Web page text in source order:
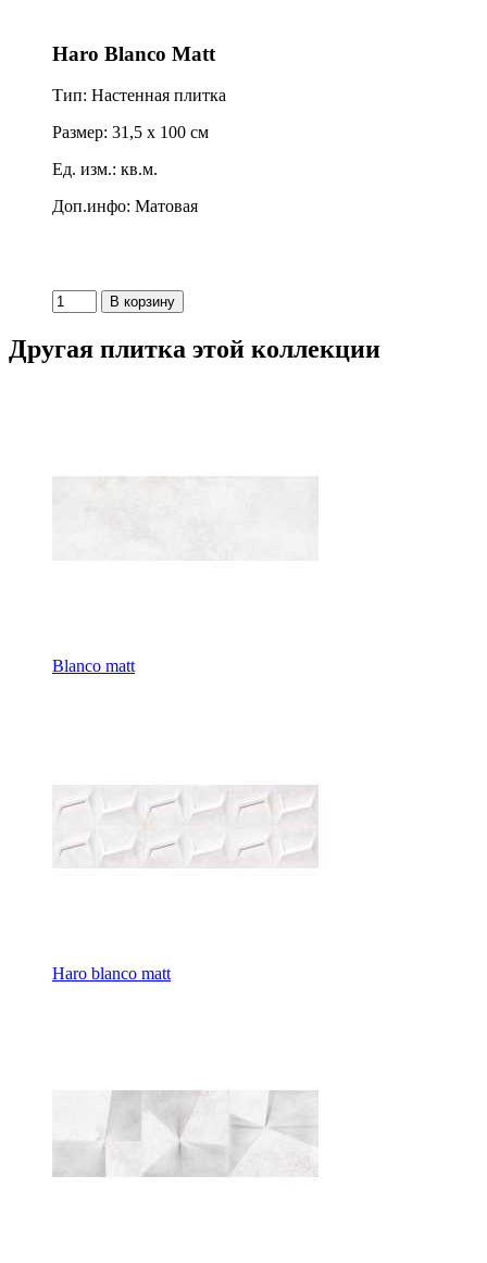
Haro Blanco Matt
Тип: Настенная плитка
Размер: 31,5 x 100 см
Ед. изм.: кв.м.
Доп.инфо: Матовая
Другая плитка этой коллекции
Blanco matt
Haro blanco matt